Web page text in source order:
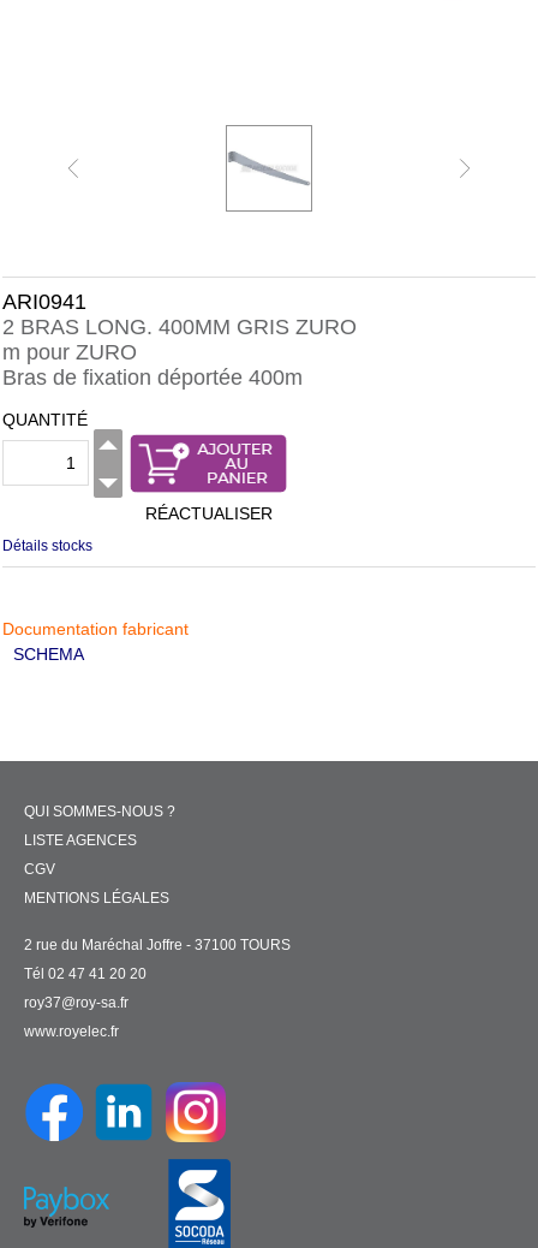
ARI0941
2 BRAS LONG. 400MM GRIS ZURO
m pour ZURO
Bras de fixation déportée 400m
QUANTITÉ
RÉACTUALISER
Détails stocks
Documentation fabricant
SCHEMA
QUI SOMMES-NOUS ?
LISTE AGENCES
CGV
MENTIONS LÉGALES
2 rue du Maréchal Joffre - 37100 TOURS
Tél 02 47 41 20 20
roy37@roy-sa.fr
www.royelec.fr